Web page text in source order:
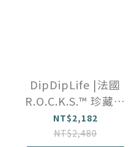
DipDipLife |法國
R.O.C.K.S.™️ 珍藏玻
璃威士忌酒杯禮盒
NT$2,182
NT$2,480